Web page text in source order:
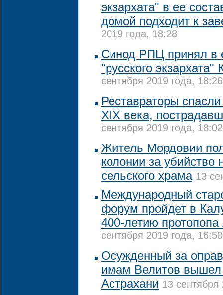
экзархата" в ее
домой подходит к
2019 года, 18:28
Синод РПЦ принял в
"русского экзархата"
сентября 2019 года, 18:26
Реставраторы спасли
XIX века,
сентября 2019 года, 18:02
Житель Мордовии
колонии за убийство
сельского храма 13
Международный
форум пройдет в
400-летию
сентября 2019 года, 16:50
Осужденный за
имам Велитов вышел
Астрахани 13 сентября